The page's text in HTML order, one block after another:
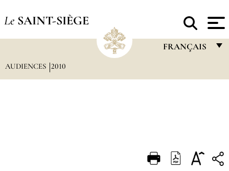
Le SAINT-SIÈGE
FRANÇAIS
DEUTSCH
AUDIENCES 2010